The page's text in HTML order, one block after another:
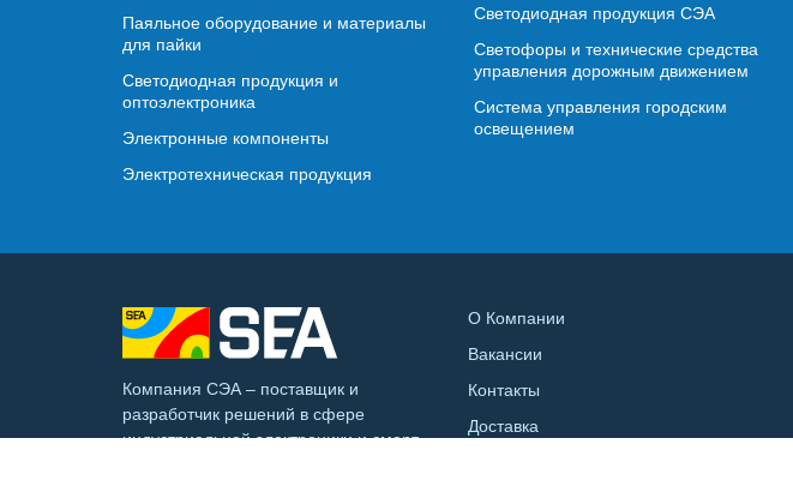
Паяльное оборудование и материалы
для пайки
Светодиодная продукция и
оптоэлектроника
Электронные компоненты
Электротехническая продукция
Светодиодная продукция СЭА
Светофоры и технические средства
управления дорожным движением
Система управления городским
освещением
Компания СЭА – поставщик и
разработчик решений в сфере
индустриальной электроники и смарт-
О Компании
Вакансии
Контакты
Доставка